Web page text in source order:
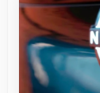
Sivil Toplum
Kamu Kurumları
Resmi Reklamlar